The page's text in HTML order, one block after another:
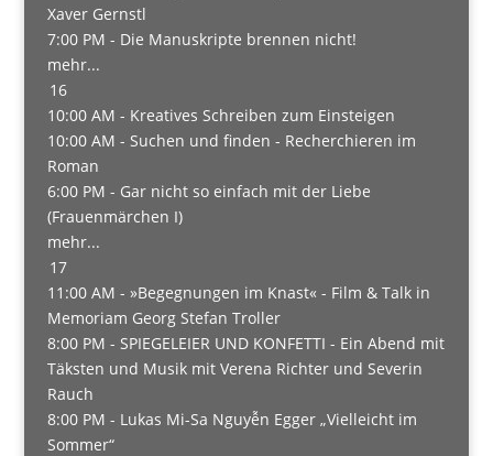
Xaver Gernstl
7:00 PM - Die Manuskripte brennen nicht!
mehr...
16
10:00 AM - Kreatives Schreiben zum Einsteigen
10:00 AM - Suchen und finden - Recherchieren im
Roman
6:00 PM - Gar nicht so einfach mit der Liebe
(Frauenmärchen I)
mehr...
17
11:00 AM - »Begegnungen im Knast« - Film & Talk in
Memoriam Georg Stefan Troller
8:00 PM - SPIEGELEIER UND KONFETTI - Ein Abend mit
Täksten und Musik mit Verena Richter und Severin
Rauch
8:00 PM - Lukas Mi-Sa Nguyễn Egger „Vielleicht im
Sommer“